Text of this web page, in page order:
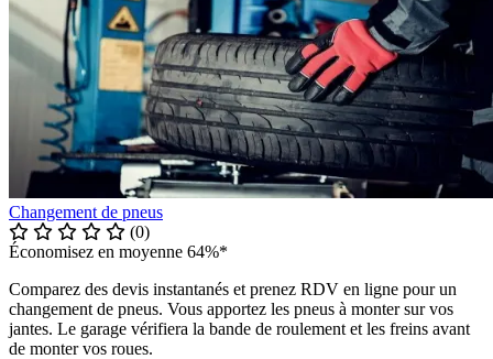
Changement de pneus
(0)
Économisez en moyenne 64%*
Comparez des devis instantanés et prenez RDV en ligne pour un
changement de pneus. Vous apportez les pneus à monter sur vos
jantes. Le garage vérifiera la bande de roulement et les freins avant
de monter vos roues.